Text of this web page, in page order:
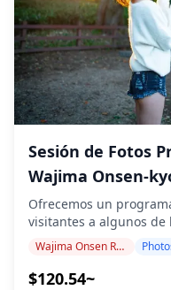
(https://
208bfd355738.jpg) ![]
(https://
38e6cea5d8b4.png)
realizan correcciones
específica y, si se
estado de ánimo y el color. ¡Permítanos
momentos especiales
de nuestros servicios de
importante: ・Si llega
programada, la
fotos entregadas
lluvia para el lugar de
sesión, hay tres
fecha y la hora, (2)
sesión. ![](https://assets.hldycdn.com/e372c283-748c-
4823-b319-
(https://
2ae25c0b1f16.png)
Sesión de Fotos
Wajima Onsen-
Ofrecemos un
visitantes a algunos de
y culturalmente
Dirigido por fotógrafos
programa se adapta a
Wajima Onsen Resort
$120.54~